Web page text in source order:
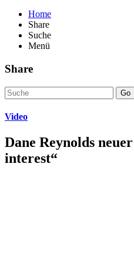
Home
Share
Suche
Menü
Share
Go
Video
Dane Reynolds
interest“